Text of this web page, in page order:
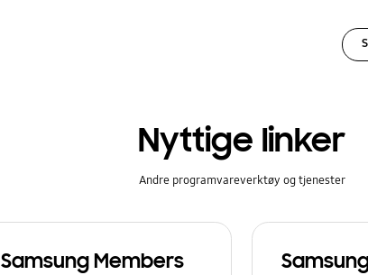
Nyttige linker
Andre programvareverktøy og tjenester
Samsung Members